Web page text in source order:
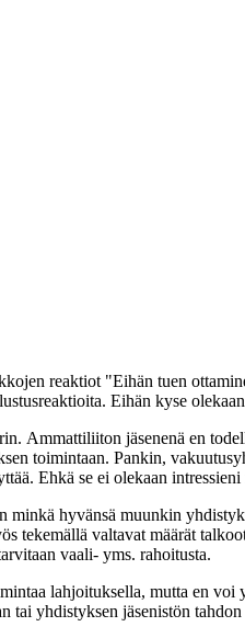
reaktiot "Eihän tuen
Eihän kyse
Ammattiliiton jäsenenä en
toimintaan. Pankin,
Ehkä se ei olekaan
hyvänsä muunkin
tekemällä valtavat määrät
vaali- yms. rahoitusta.
lahjoituksella, mutta en
tai yhdistyksen jäsenistön